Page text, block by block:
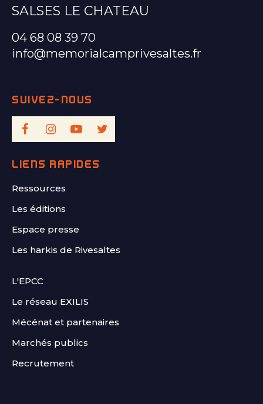
SALSES LE CHATEAU
04 68 08 39 70
info@memorialcamprivesaltes.fr
LIENS RAPIDES
Ressources
Les éditions
Espace presse
Les harkis de Rivesaltes
FOOTER
L'EPCC
Le réseau EXILIS
Mécénat et partenaires
Marchés publics
Recrutement